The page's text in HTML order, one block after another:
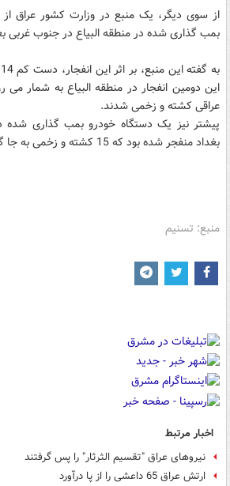
از سوی دیگر، یک منبع در وزارت کشور عراق از
بمب گذاری شده در منطقه البیاع در جنوب غربی
عراقی کشته و زخمی شدند.
پیشتر نیز یک دستگاه خودرو بمب گذاری شده
بغداد منفجر شده بود که 15 کشته و زخمی به جا گذاشت.
منبع: تسنیم
اخبار مرتبط
نیروهای عراق "تقسیم الثرثار" را پس گرفتند
ارتش عراق 65 داعشی را از پا درآورد